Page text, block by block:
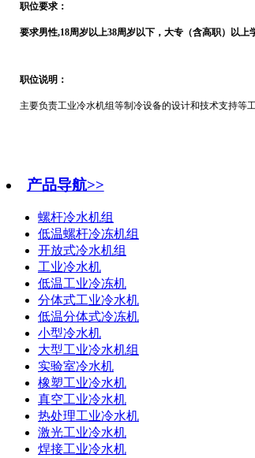
职位要求：
要求男性,18周岁以上38周岁以下，大专（含高职）以上
职位说明：
主要负责工业冷水机组等制冷设备的设计和技术支持等工
产品导航>>
螺杆冷水机组
低温螺杆冷冻机组
开放式冷水机组
工业冷水机
低温工业冷冻机
分体式工业冷水机
低温分体式冷冻机
小型冷水机
大型工业冷水机组
实验室冷水机
橡塑工业冷水机
真空工业冷水机
热处理工业冷水机
激光工业冷水机
焊接工业冷水机